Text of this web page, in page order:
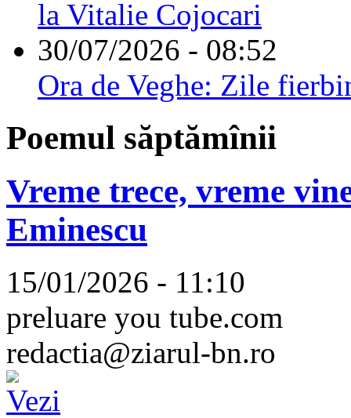
la Vitalie Cojocari
30/07/2026 - 08:52
Ora de Veghe: Zile
Poemul săptămînii
Vreme trece, vreme
Eminescu
15/01/2026 - 11:10
preluare you tube.com
redactia@ziarul-bn.ro